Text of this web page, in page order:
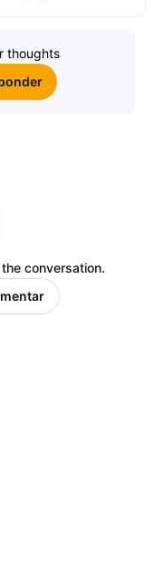
thoughts
conversation.